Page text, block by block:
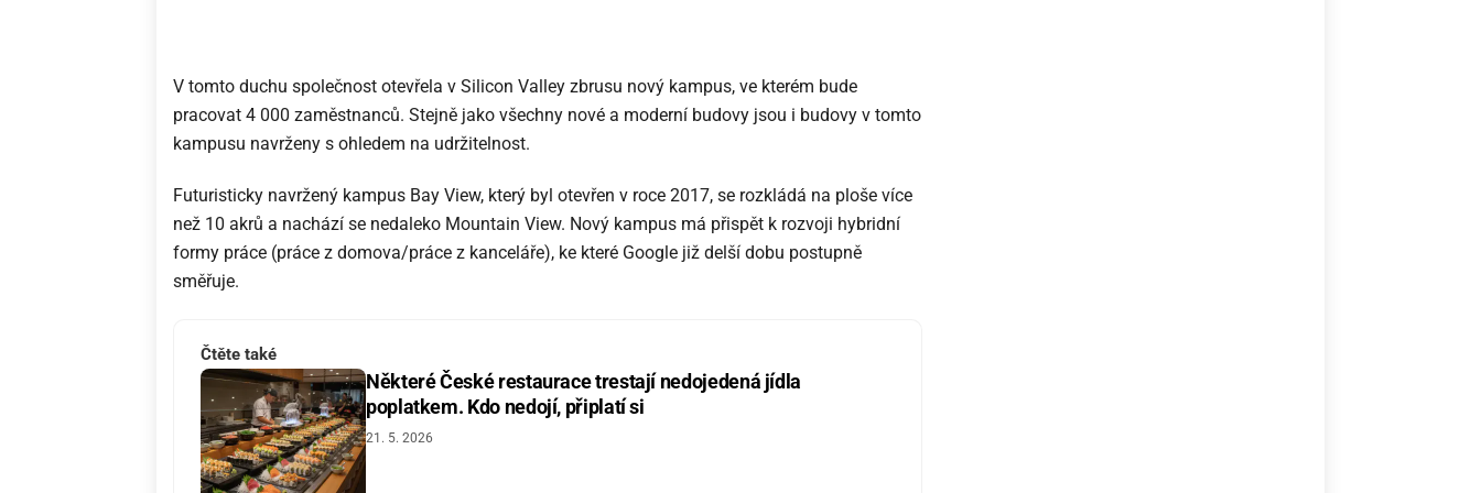
V tomto duchu společnost otevřela v Silicon Valley zbrusu nový kampus, ve kterém bude
pracovat 4 000 zaměstnanců. Stejně jako všechny nové a moderní budovy jsou i budovy v tomto
kampusu navrženy s ohledem na udržitelnost.
Futuristicky navržený kampus Bay View, který byl otevřen v roce 2017, se rozkládá na ploše více
než 10 akrů a nachází se nedaleko Mountain View. Nový kampus má přispět k rozvoji hybridní
formy práce (práce z domova/práce z kanceláře), ke které Google již delší dobu postupně
směřuje.
Čtěte také
Některé České restaurace trestají nedojedená jídla
poplatkem. Kdo nedojí, připlatí si
21. 5. 2026